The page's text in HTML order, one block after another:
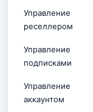
Управление
реселлером
Управление
подписками
Управление
аккаунтом